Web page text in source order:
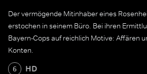
Der vermögende Mitinhaber eines
erstochen in seinem Büro. Bei ihren
Bayern-Cops auf reichlich Motive: Affären
Konten.
6 HD